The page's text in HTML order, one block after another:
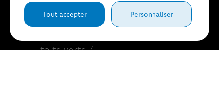
budgétaires
toits verts /
Tout accepter Personnaliser